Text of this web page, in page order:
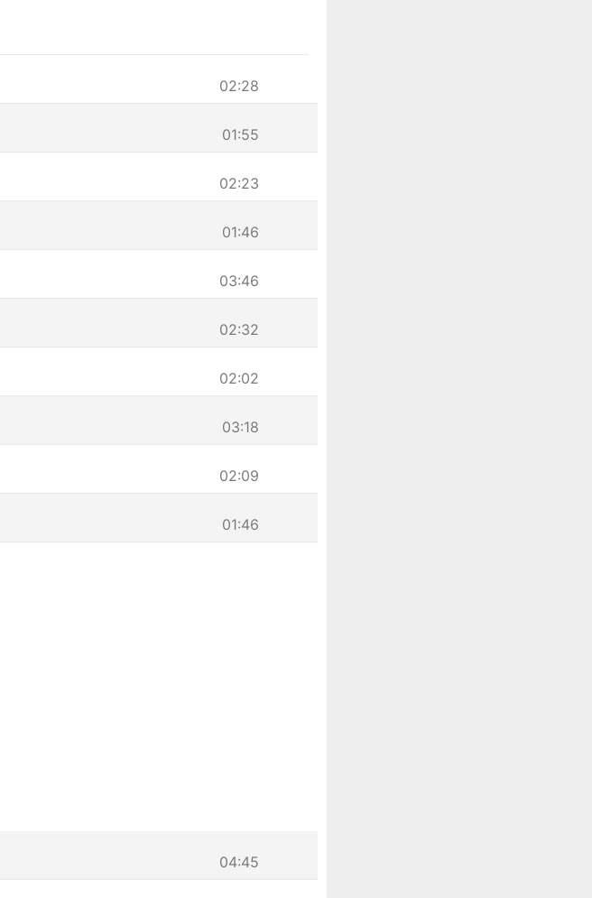
02:28
01:55
02:23
01:46
03:46
02:32
02:02
03:18
02:09
01:46
04:45